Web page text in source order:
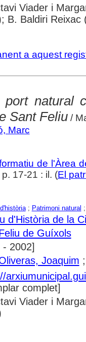
Viader i
B. Baldiri Reixac
a aquest
port natural
Sant Feliu/
Marc
de l'Àrea
17-21 : il. (El
; Patrimoni natural
d'Història de la
de Guíxols
- 2002]
Joaquim
complet]
Viader i